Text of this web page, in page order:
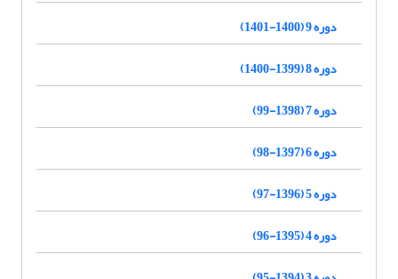
دوره 9 (1400-1401)
دوره 8 (1399-1400)
دوره 7 (1398-99)
دوره 6 (1397-98)
دوره 5 (1396-97)
دوره 4 (1395-96)